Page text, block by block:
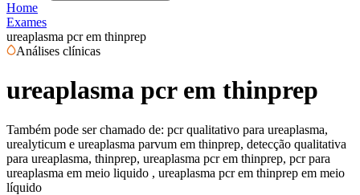
Home
Exames
ureaplasma pcr em thinprep
Análises clínicas
ureaplasma pcr em thinprep
Também pode ser chamado de: pcr qualitativo para ureaplasma,
urealyticum e ureaplasma parvum em thinprep, detecção qualitativa
para ureaplasma, thinprep, ureaplasma pcr em thinprep, pcr para
ureaplasma em meio liquido , ureaplasma pcr em thinprep em meio
líquido